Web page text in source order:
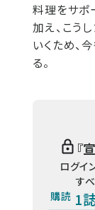
料理をサポ
加え、こう
いくため、
る。
『
ログイ
す
購読 1